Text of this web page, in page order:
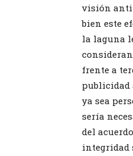
visión
bien este
la laguna
frente a
publicidad
ya sea
sería
del
integridad